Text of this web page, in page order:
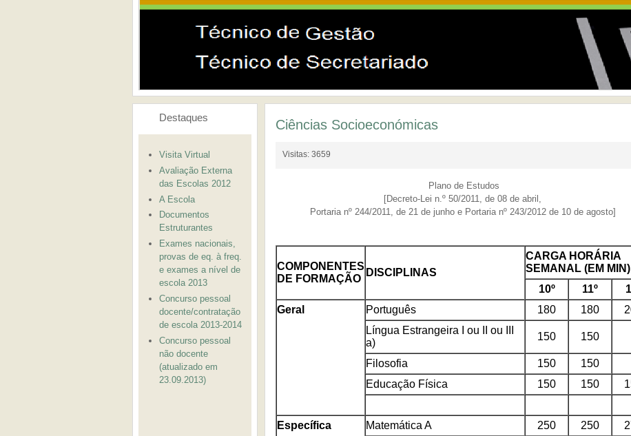
Ciências Socioeconómicas
Visitas: 3659
Plano de Estudos
[Decreto-Lei n.º 50/2011, de 08 de abril,
Portaria nº 244/2011, de 21 de junho e Portaria nº 243/2012 de 10 de agosto]
COMPONENTES
DE FORMAÇÃO
DISCIPLINAS
CARGA HORÁRIA
SEMANAL (EM MIN)
10º
11º
Geral
Português 180 180
Língua Estrangeira I ou II ou III
a)
150 150
Filosofia 150 150
Educação Física
150 150
Específica Matemática A 250 250
Destaques
Visita Virtual
Avaliação Externa
das Escolas 2012
A Escola
Documentos
Estruturantes
Exames nacionais,
provas de eq. à freq.
e exames a nível de
escola 2013
Concurso pessoal
docente/contratação
de escola 2013-2014
Concurso pessoal
não docente
(atualizado em
23.09.2013)